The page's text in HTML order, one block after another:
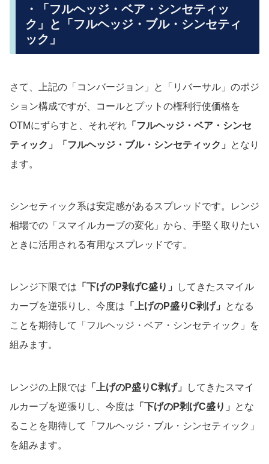
・「フルヘッジ・ベア・シンセティッ
ク」と「フルヘッジ・ブル・シンセティ
ック」
さて、上記の「コンバージョン」と「リバーサル」のポジ
ション構成ですが、コールとプットの権利行使価格を
OTMにずらすと、それぞれ 「フルヘッジ・ベア・シンセ
ティック」「フルヘッジ・ブル・シンセティック」
となり
ます。
シンセティック系は安定感があるスプレッドです。レンジ
相場での「スマイルカーブの変化」から、手堅く取りたい
ときに活用される有用なスプレッドです。
レンジ下限では 「下げのP剥げC盛り」
してきたスマイル
カーブを逆張りし、今度は 「上げのP盛りC剥げ」
となる
ことを期待して「フルヘッジ・ベア・シンセティック」を
組みます。
レンジの上限では 「上げのP盛りC剥げ」
してきたスマイ
ルカーブを逆張りし、今度は 「下げのP剥げC盛り」
とな
ることを期待して「フルヘッジ・ブル・シンセティック」
を組みます。